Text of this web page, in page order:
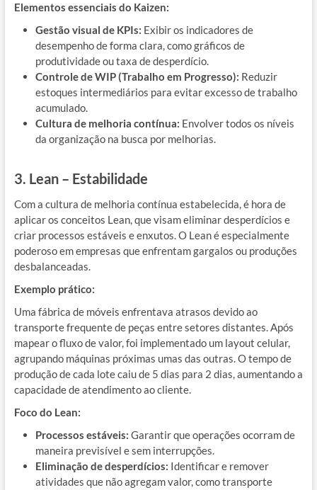
Elementos essenciais do Kaizen:
Gestão visual de KPIs: Exibir os indicadores de
desempenho de forma clara, como gráficos de
produtividade ou taxa de desperdício.
Controle de WIP (Trabalho em Progresso): Reduzir
estoques intermediários para evitar excesso de trabalho
acumulado.
Cultura de melhoria contínua: Envolver todos os níveis
da organização na busca por melhorias.
3. Lean – Estabilidade
Com a cultura de melhoria contínua estabelecida, é hora de
aplicar os conceitos Lean, que visam eliminar desperdícios e
criar processos estáveis e enxutos. O Lean é especialmente
poderoso em empresas que enfrentam gargalos ou produções
desbalanceadas.
Exemplo prático:
Uma fábrica de móveis enfrentava atrasos devido ao
transporte frequente de peças entre setores distantes. Após
mapear o fluxo de valor, foi implementado um layout celular,
agrupando máquinas próximas umas das outras. O tempo de
produção de cada lote caiu de 5 dias para 2 dias, aumentando a
capacidade de atendimento ao cliente.
Foco do Lean:
Processos estáveis: Garantir que operações ocorram de
maneira previsível e sem interrupções.
Eliminação de desperdícios: Identificar e remover
atividades que não agregam valor, como transporte